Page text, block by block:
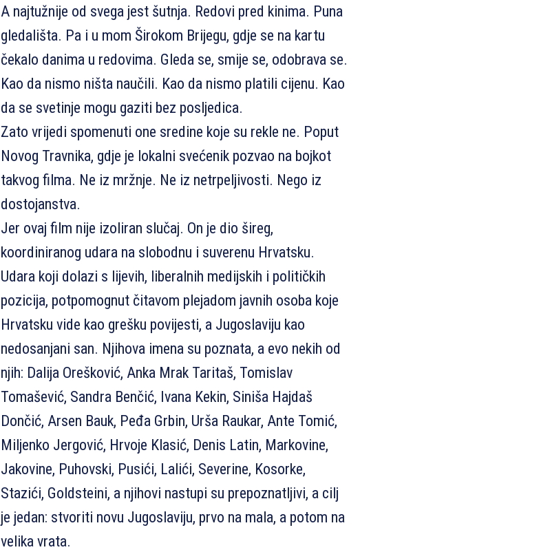
A najtužnije od svega jest šutnja. Redovi pred kinima. Puna
gledališta. Pa i u mom Širokom Brijegu, gdje se na kartu
čekalo danima u redovima. Gleda se, smije se, odobrava se.
Kao da nismo ništa naučili. Kao da nismo platili cijenu. Kao
da se svetinje mogu gaziti bez posljedica.
Zato vrijedi spomenuti one sredine koje su rekle ne. Poput
Novog Travnika, gdje je lokalni svećenik pozvao na bojkot
takvog filma. Ne iz mržnje. Ne iz netrpeljivosti. Nego iz
dostojanstva.
Jer ovaj film nije izoliran slučaj. On je dio šireg,
koordiniranog udara na slobodnu i suverenu Hrvatsku.
Udara koji dolazi s lijevih, liberalnih medijskih i političkih
pozicija, potpomognut čitavom plejadom javnih osoba koje
Hrvatsku vide kao grešku povijesti, a Jugoslaviju kao
nedosanjani san. Njihova imena su poznata, a evo nekih od
njih: Dalija Orešković, Anka Mrak Taritaš, Tomislav
Tomašević, Sandra Benčić, Ivana Kekin, Siniša Hajdaš
Dončić, Arsen Bauk, Peđa Grbin, Urša Raukar, Ante Tomić,
Miljenko Jergović, Hrvoje Klasić, Denis Latin, Markovine,
Jakovine, Puhovski, Pusići, Lalići, Severine, Kosorke,
Stazići, Goldsteini, a njihovi nastupi su prepoznatljivi, a cilj
je jedan: stvoriti novu Jugoslaviju, prvo na mala, a potom na
velika vrata.